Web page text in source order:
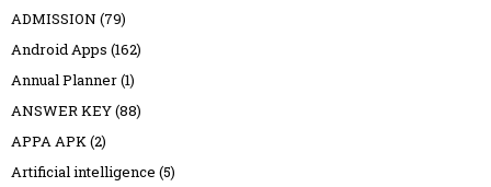
ADMISSION (79)
Android Apps (162)
Annual Planner(1)
ANSWER KEY(88)
APPA APK(2)
Artificial intelligence (5)